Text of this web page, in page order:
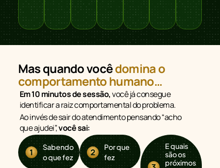
Mas quando vocêdomina o
comportamento humano…
Em 10 minutos de sessão,você já consegue
identificar a raiz comportamental do problema.
Ao invés de sair do atendimento pensando “acho
que ajudei”,você sai:
Sabendo
o que fez
Por que
fez
E quais
são os
próximos